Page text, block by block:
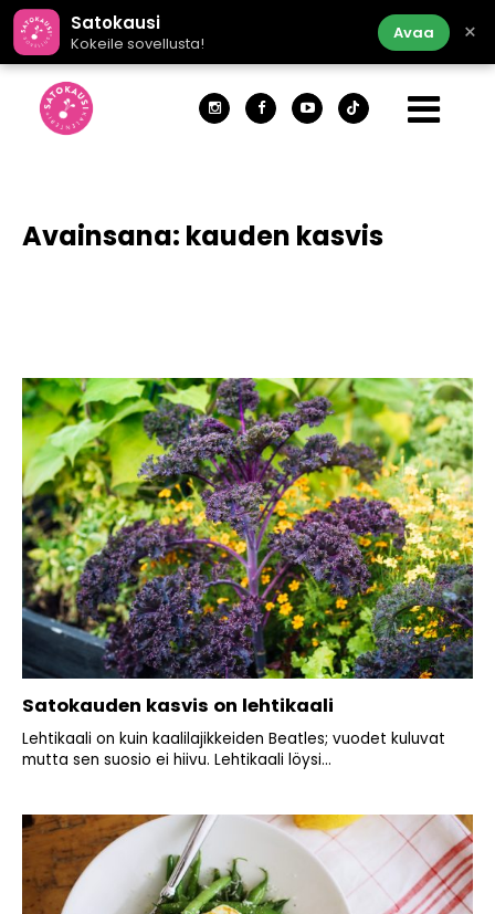
Satokausi
Kokeile sovellusta!
Avaa ×
Avainsana: kauden kasvis
Satokauden kasvis on lehtikaali
Lehtikaali on kuin kaalilajikkeiden Beatles; vuodet kuluvat
mutta sen suosio ei hiivu. Lehtikaali löysi...